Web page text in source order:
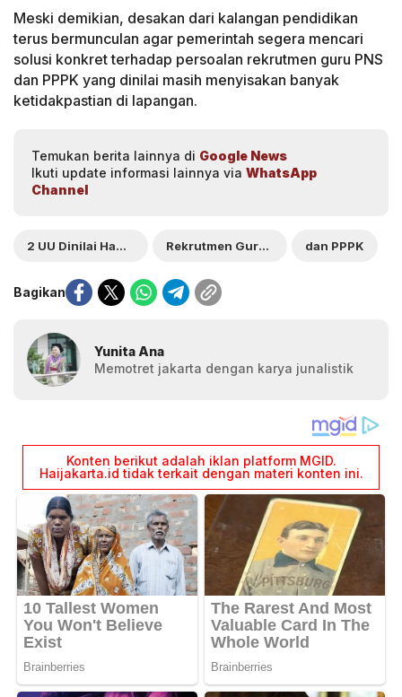
Meski demikian, desakan dari kalangan pendidikan
terus bermunculan agar pemerintah segera mencari
solusi konkret terhadap persoalan rekrutmen guru PNS
dan PPPK yang dinilai masih menyisakan banyak
ketidakpastian di lapangan.
Temukan berita lainnya di Google News
Ikuti update informasi lainnya via WhatsApp
Channel
2 UU Dinilai Hambat Rekrutmen Guru PNS dan PPPK
Bagikan
Yunita Ana
Memotret jakarta dengan karya junalistik